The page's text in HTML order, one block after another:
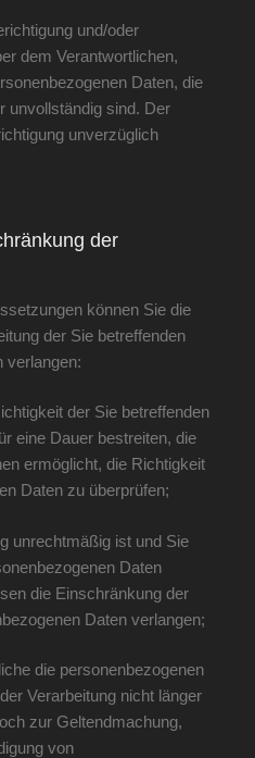
und/oder
dem Verantwortlichen,
Daten, die
unvollständig sind. Der
unverzüglich
der
können Sie die
der Sie betreffenden
verlangen:
der Sie betreffenden
eine Dauer bestreiten, die
ermöglicht, die Richtigkeit
Daten zu überprüfen;
ist und Sie
Daten
die Einschränkung der
Daten verlangen;
die personenbezogenen
Verarbeitung nicht länger
zur Geltendmachung,
von